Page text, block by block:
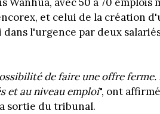
et celui de la création
l'urgence par deux
de faire une offre
et au niveau emploi", ont
sortie du tribunal.